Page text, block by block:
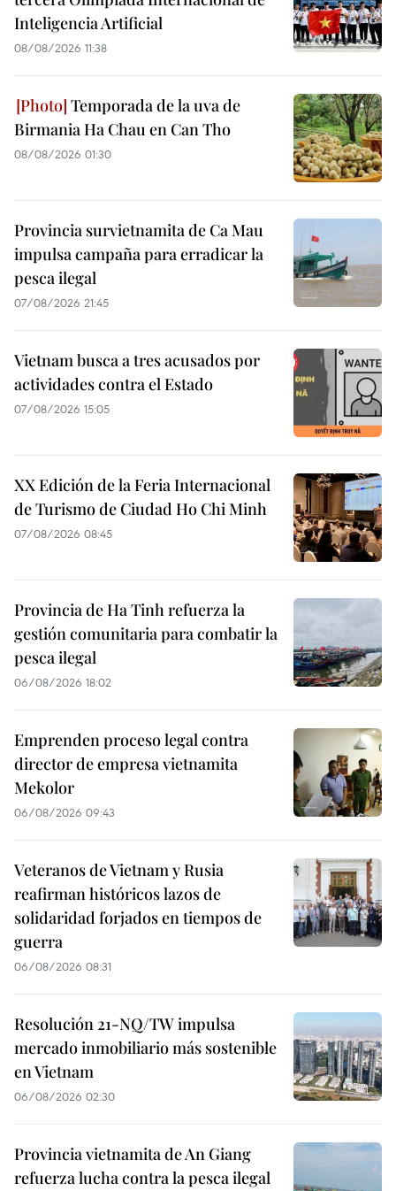
Inteligencia Artificial
08/08/2026 11:38
Temporada de la uva de
Birmania Ha Chau en Can Tho
08/08/2026 01:30
Provincia survietnamita de Ca Mau
impulsa campaña para erradicar la
pesca ilegal
07/08/2026 21:45
Vietnam busca a tres acusados por
actividades contra el Estado
07/08/2026 15:05
XX Edición de la Feria Internacional
de Turismo de Ciudad Ho Chi Minh
07/08/2026 08:45
Provincia de Ha Tinh refuerza la
gestión comunitaria para combatir la
pesca ilegal
06/08/2026 18:02
Emprenden proceso legal contra
director de empresa vietnamita
Mekolor
06/08/2026 09:43
Veteranos de Vietnam y Rusia
reafirman históricos lazos de
solidaridad forjados en tiempos de
guerra
06/08/2026 08:31
Resolución 21-NQ/TW impulsa
mercado inmobiliario más sostenible
en Vietnam
06/08/2026 02:30
Provincia vietnamita de An Giang
refuerza lucha contra la pesca ilegal